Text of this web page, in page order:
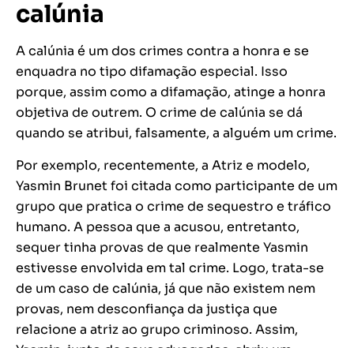
calúnia
A calúnia é um dos crimes contra a honra e se
enquadra no tipo difamação especial. Isso
porque, assim como a difamação, atinge a honra
objetiva de outrem. O crime de calúnia se dá
quando se atribui, falsamente, a alguém um crime.
Por exemplo, recentemente, a Atriz e modelo,
Yasmin Brunet foi citada como participante de um
grupo que pratica o crime de sequestro e tráfico
humano. A pessoa que a acusou, entretanto,
sequer tinha provas de que realmente Yasmin
estivesse envolvida em tal crime. Logo, trata-se
de um caso de calúnia, já que não existem nem
provas, nem desconfiança da justiça que
relacione a atriz ao grupo criminoso. Assim,